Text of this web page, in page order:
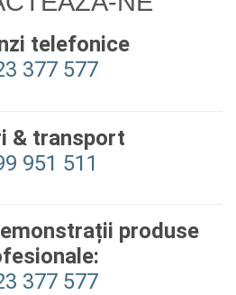
telefonice
377 577
& transport
951 511‬
produse
377 577